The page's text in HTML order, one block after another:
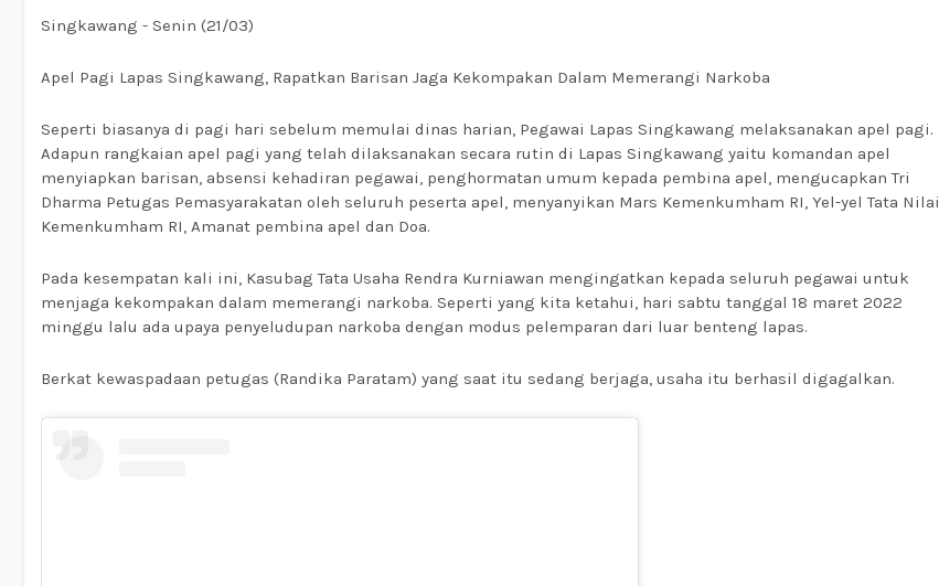
Singkawang - Senin (21/03)
Apel Pagi Lapas Singkawang, Rapatkan Barisan Jaga Kekompakan Dalam Memerangi Narkoba
Seperti biasanya di pagi hari sebelum memulai dinas harian, Pegawai Lapas Singkawang melaksanakan apel pagi.
Adapun rangkaian apel pagi yang telah dilaksanakan secara rutin di Lapas Singkawang yaitu komandan apel
menyiapkan barisan, absensi kehadiran pegawai, penghormatan umum kepada pembina apel, mengucapkan Tri
Dharma Petugas Pemasyarakatan oleh seluruh peserta apel, menyanyikan Mars Kemenkumham RI, Yel-yel Tata Nilai
Kemenkumham RI, Amanat pembina apel dan Doa.
Pada kesempatan kali ini, Kasubag Tata Usaha Rendra Kurniawan mengingatkan kepada seluruh pegawai untuk
menjaga kekompakan dalam memerangi narkoba. Seperti yang kita ketahui, hari sabtu tanggal 18 maret 2022
minggu lalu ada upaya penyeludupan narkoba dengan modus pelemparan dari luar benteng lapas.
Berkat kewaspadaan petugas (Randika Paratam) yang saat itu sedang berjaga, usaha itu berhasil digagalkan.